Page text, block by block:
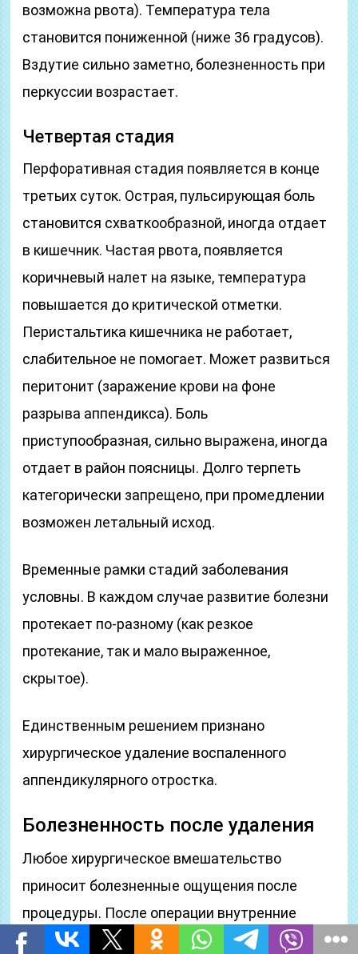
возможна рвота). Температура тела
становится пониженной (ниже 36 градусов).
Вздутие сильно заметно, болезненность при
перкуссии возрастает.
Четвертая стадия
Перфоративная стадия появляется в конце
третьих суток. Острая, пульсирующая боль
становится схваткообразной, иногда отдает
в кишечник. Частая рвота, появляется
коричневый налет на языке, температура
повышается до критической отметки.
Перистальтика кишечника не работает,
слабительное не помогает. Может развиться
перитонит (заражение крови на фоне
разрыва аппендикса). Боль
приступообразная, сильно выражена, иногда
отдает в район поясницы. Долго терпеть
категорически запрещено, при промедлении
возможен летальный исход.
Временные рамки стадий заболевания
условны. В каждом случае развитие болезни
протекает по-разному (как резкое
протекание, так и мало выраженное,
скрытое).
Единственным решением признано
хирургическое удаление воспаленного
аппендикулярного отростка.
Болезненность после удаления
Любое хирургическое вмешательство
приносит болезненные ощущения после
процедуры. После операции внутренние
ткани медленно заживают, что вызывает